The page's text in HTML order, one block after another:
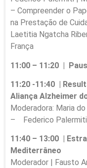
– Compreender o
na Prestação de
Laetitia Ngatcha
França
11:00 – 11:20 |
11:20 -11:40 |
Aliança Alzheimer
Moderadora: Maria
– Federico Palermiti
11:40 – 13:00 |
Mediterrâneo
Moderador | Fausto